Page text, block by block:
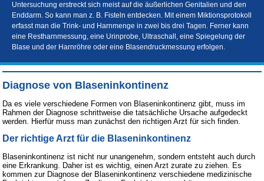
Untersuchung erstreckt sich meist auf die äußerlichen Genitalien und den
Enddarm. So kann man z. B. Fisteln entdecken. Mit einem Miktionsprotokoll
erfasst man die Trink- und Harnmenge in zwei bis drei Tagen. Ferner kann
eine Restharnmessung, eine Urinprobe, Ultraschall, eine Spiegelung der
Blase und der Harnröhre oder eine Blasendruckmessung erfolgen.
Diagnose von Blaseninkontinenz
Da es viele verschiedene Formen von Blaseninkontinenz gibt, muss im
Rahmen der Diagnose schrittweise die tatsächliche Ursache aufgedeckt
werden. Hierfür muss man zunächst den richtigen Arzt für sich finden.
Der richtige Arzt für die Blaseninkontinenz
Blaseninkontinenz ist nicht nur unangenehm, sondern entsteht auch durch
eine Erkrankung. Daher ist es wichtig, einen Arzt zurate zu ziehen. Es
kommen zur Diagnose der Blaseninkontinenz verschiedene medizinische